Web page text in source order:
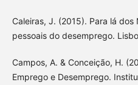
Caleiras, J. (2015). Para lá
pessoais do desemprego.
Campos, A. & Conceição, H.
Emprego e Desemprego.